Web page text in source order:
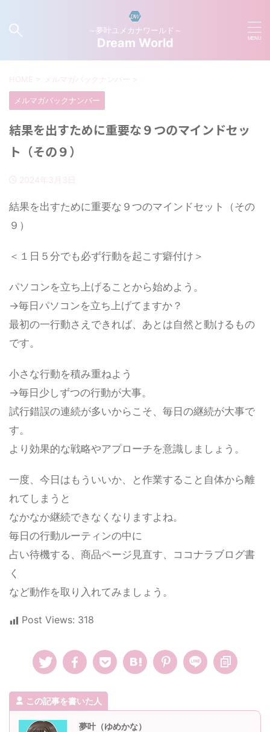
～夢叶ユメカナワールド～
Dream World
HOME > メルマガバックナンバー >
メルマガバックナンバー
結果を出すために重要な９つのマインドセッ
ト（その９）
2024年3月3日
結果を出すために重要な９つのマインドセット（その
９）
＜１日５分でも必ず行動を起こす癖付け＞
パソコンを立ち上げることから始めよう。
→毎日パソコンを立ち上げてますか？
最初の一行動さえできれば、あとは自然と動けるもの
です。
小さな行動を積み重ねよう
→毎日少しずつの行動が大事。
試行錯誤の連続が多いからこそ、毎日の継続が大事で
す。
より効果的な戦略やアプローチを意識しましょう。
一度、今日はもういいか、と作業すること自体から離
れてしまうと
なかなか継続できなくなりますよね。
毎日の行動ルーティンの中に
占い待機する、商品ページ見直す、ココナラブログ書
く
など動作を取り入れてみましょう。
Post Views: 318
この記事を書いた人
夢叶（ゆめかな）